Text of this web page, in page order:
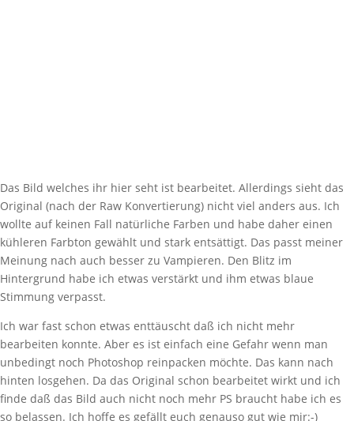
Das Bild welches ihr hier seht ist bearbeitet. Allerdings sieht das
Original (nach der Raw Konvertierung) nicht viel anders aus. Ich
wollte auf keinen Fall natürliche Farben und habe daher einen
kühleren Farbton gewählt und stark entsättigt. Das passt meiner
Meinung nach auch besser zu Vampieren. Den Blitz im
Hintergrund habe ich etwas verstärkt und ihm etwas blaue
Stimmung verpasst.
Ich war fast schon etwas enttäuscht daß ich nicht mehr
bearbeiten konnte. Aber es ist einfach eine Gefahr wenn man
unbedingt noch Photoshop reinpacken möchte. Das kann nach
hinten losgehen. Da das Original schon bearbeitet wirkt und ich
finde daß das Bild auch nicht noch mehr PS braucht habe ich es
so belassen. Ich hoffe es gefällt euch genauso gut wie mir:-)